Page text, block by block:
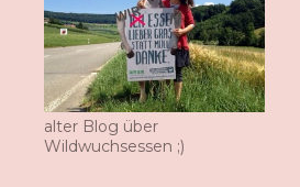
alter Blog über
Wildwuchsessen ;)